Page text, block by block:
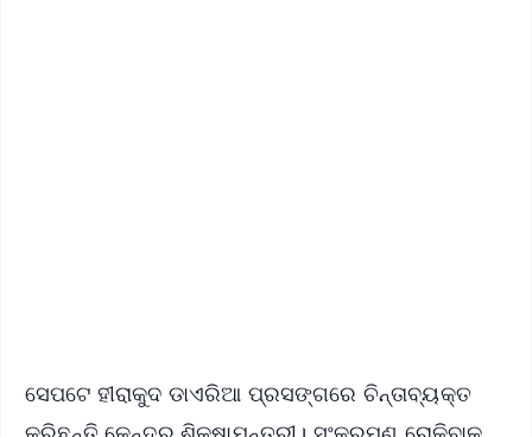
ସେପଟେ ହୀରାକୁଦ ଡାଏରିଆ ପ୍ରସଙ୍ଗରେ ଚିନ୍ତାବ୍ୟକ୍ତ